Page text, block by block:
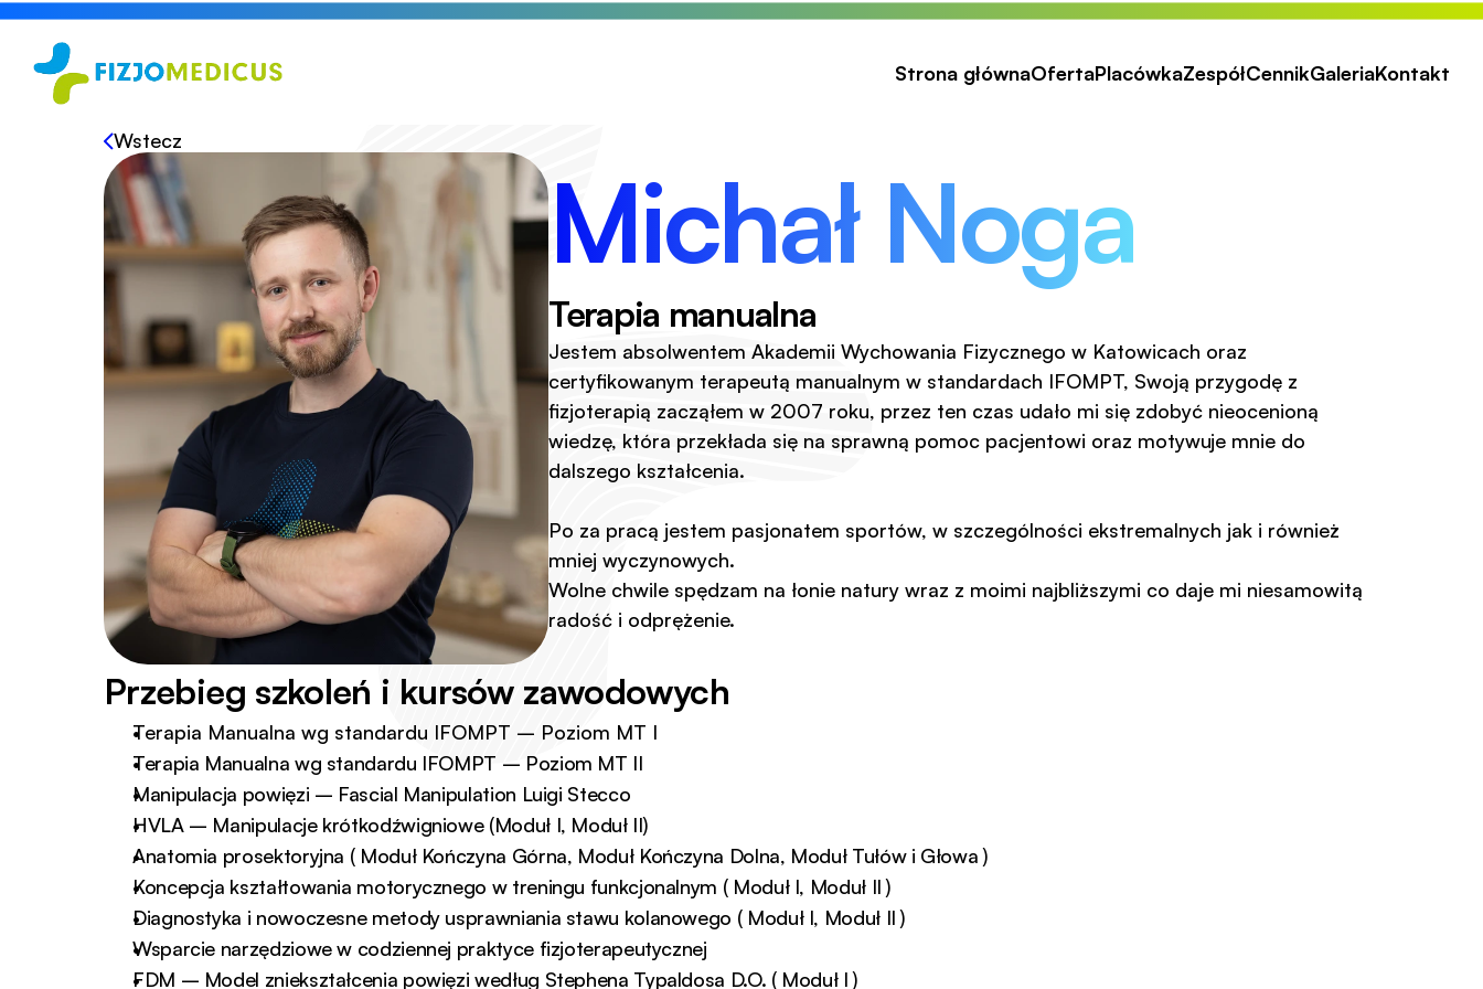
Strona głównaOfertaPlacówkaZespółCennikGaleriaKontakt
Wstecz
Michał Noga
Terapia manualna
Jestem absolwentem Akademii Wychowania Fizycznego w Katowicach oraz
certyfikowanym terapeutą manualnym w standardach IFOMPT, Swoją przygodę z
fizjoterapią zacząłem w 2007 roku, przez ten czas udało mi się zdobyć nieocenioną
wiedzę, która przekłada się na sprawną pomoc pacjentowi oraz motywuje mnie do
dalszego kształcenia.
Po za pracą jestem pasjonatem sportów, w szczególności ekstremalnych jak i również
mniej wyczynowych.
Wolne chwile spędzam na łonie natury wraz z moimi najbliższymi co daje mi niesamowitą
radość i odprężenie.
Przebieg szkoleń i kursów zawodowych
Terapia Manualna wg standardu IFOMPT – Poziom MT I
Terapia Manualna wg standardu IFOMPT – Poziom MT II
Manipulacja powięzi – Fascial Manipulation Luigi Stecco
HVLA – Manipulacje krótkodźwigniowe (Moduł I, Moduł II)
Anatomia prosektoryjna ( Moduł Kończyna Górna, Moduł Kończyna Dolna, Moduł Tułów i Głowa )
Koncepcja kształtowania motorycznego w treningu funkcjonalnym ( Moduł I, Moduł II )
Diagnostyka i nowoczesne metody usprawniania stawu kolanowego ( Moduł I, Moduł II )
Wsparcie narzędziowe w codziennej praktyce fizjoterapeutycznej
FDM – Model zniekształcenia powięzi według Stephena Typaldosa D.O. ( Moduł I )